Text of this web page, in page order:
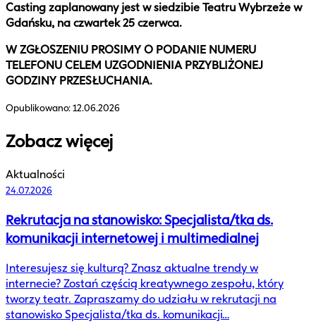
Casting zaplanowany jest w siedzibie Teatru Wybrzeże w
Gdańsku, na czwartek 25 czerwca.
W ZGŁOSZENIU PROSIMY O PODANIE NUMERU
TELEFONU CELEM UZGODNIENIA PRZYBLIŻONEJ
GODZINY PRZESŁUCHANIA.
Opublikowano:12.06.2026
Zobacz więcej
Aktualności
24.07.2026
Rekrutacja na stanowisko: Specjalista/tka ds.
komunikacji internetowej i multimedialnej
Interesujesz się kulturą? Znasz aktualne trendy w
internecie? Zostań częścią kreatywnego zespołu, który
tworzy teatr. Zapraszamy do udziału w rekrutacji na
stanowisko Specjalista/tka ds. komunikacji…